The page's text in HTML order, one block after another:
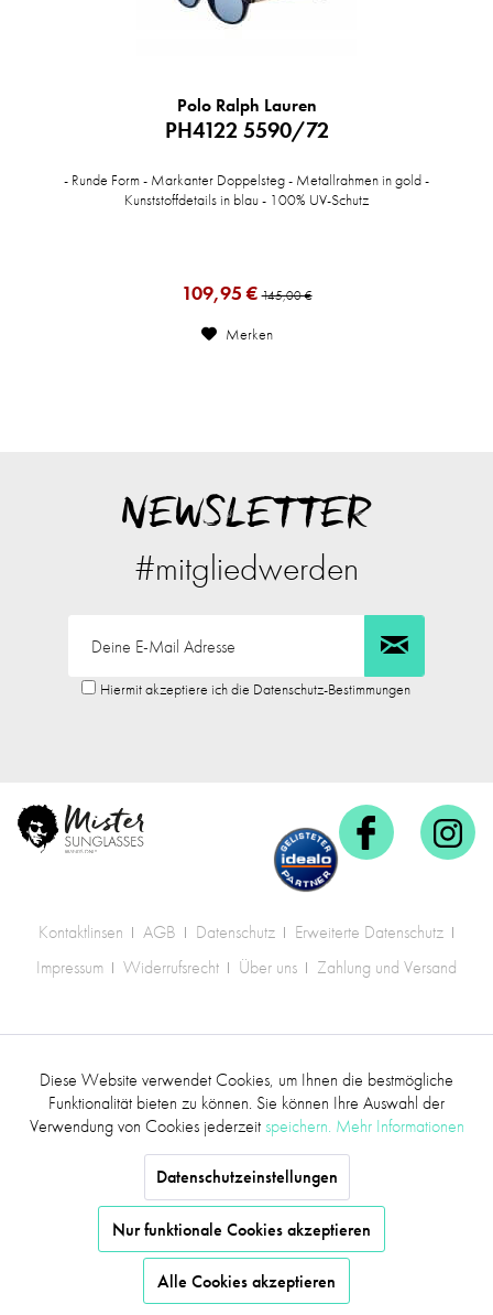
Polo Ralph Lauren
PH4122 5590/72
- Runde Form - Markanter Doppelsteg - Metallrahmen in gold -
Kunststoffdetails in blau - 100% UV-Schutz
109,95 € 145,00 €
Merken
NEWSLETTER
#mitgliedwerden
Hiermit akzeptiere ich die Datenschutz-Bestimmungen
Kontaktlinsen AGB Datenschutz
Erweiterte Datenschutz
Impressum
Widerrufsrecht Über uns Zahlung und Versand
Versandkosten.
Funktionale Aktiv
Inaktiv
Diese Website verwendet Cookies, um Ihnen die bestmögliche
Funktionalität bieten zu können. Sie können Ihre Auswahl der
Verwendung von Cookies jederzeitspeichern. Mehr Informationen
Datenschutzeinstellungen
Nur funktionale Cookies akzeptieren
Alle Cookies akzeptieren